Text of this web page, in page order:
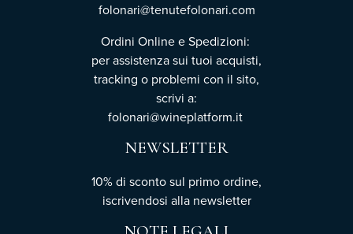
folonari@tenutefolonari.com
Ordini Online e Spedizioni:
per assistenza sui tuoi acquisti,
tracking o problemi con il sito,
scrivi a:
folonari@wineplatform.it
NEWSLETTER
10% di sconto sul primo ordine,
iscrivendosi alla newsletter